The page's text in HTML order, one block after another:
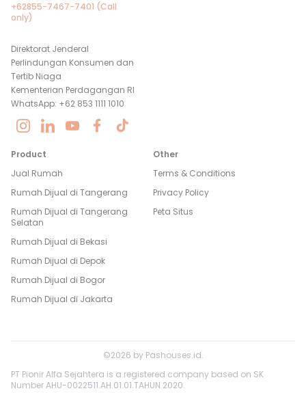
+62855-7467-7401 (Call
only)
Direktorat Jenderal
Perlindungan Konsumen dan
Tertib Niaga
Kementerian Perdagangan RI
WhatsApp: +62 853 1111 1010
Product
Jual Rumah
Rumah Dijual di Tangerang
Rumah Dijual di Tangerang
Selatan
Rumah Dijual di Bekasi
Rumah Dijual di Depok
Rumah Dijual di Bogor
Rumah Dijual di Jakarta
Other
Terms & Conditions
Privacy Policy
Peta Situs
©2026 by Pashouses.id.
PT Pionir Alfa Sejahtera is a registered company based on SK
Number AHU-0022511.AH.01.01.TAHUN 2020.